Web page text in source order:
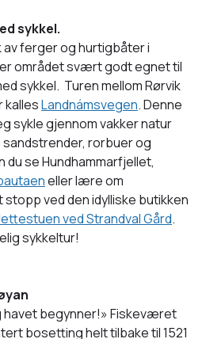
sykkel.
ferger og hurtigbåter i
området svært godt egnet til
sykkel. Turen mellom Rørvik
Landnámsvegen. Denne
sykle gjennom vakker natur
rorbuer og
du se Hundhammarfjellet,
eller lære om
stopp ved den idylliske butikken
ved Strandval Gård.
sykkeltur!
havet begynner!» Fiskeværet
bosetting helt tilbake til 1521